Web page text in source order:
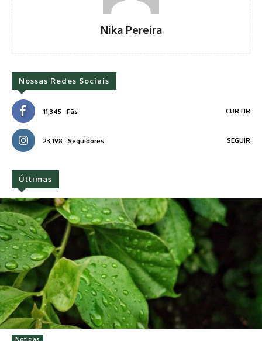
Nika Pereira
Nossas Redes Sociais
11,345 Fãs CURTIR
23,198 Seguidores SEGUIR
Últimas
Notícias